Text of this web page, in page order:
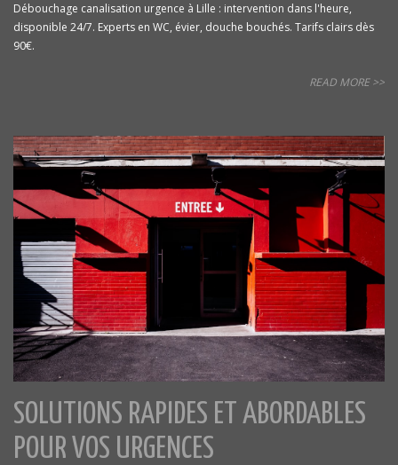
Débouchage canalisation urgence à Lille : intervention dans l'heure,
disponible 24/7. Experts en WC, évier, douche bouchés. Tarifs clairs dès
90€.
READ MORE >>
SOLUTIONS RAPIDES ET ABORDABLES
POUR VOS URGENCES